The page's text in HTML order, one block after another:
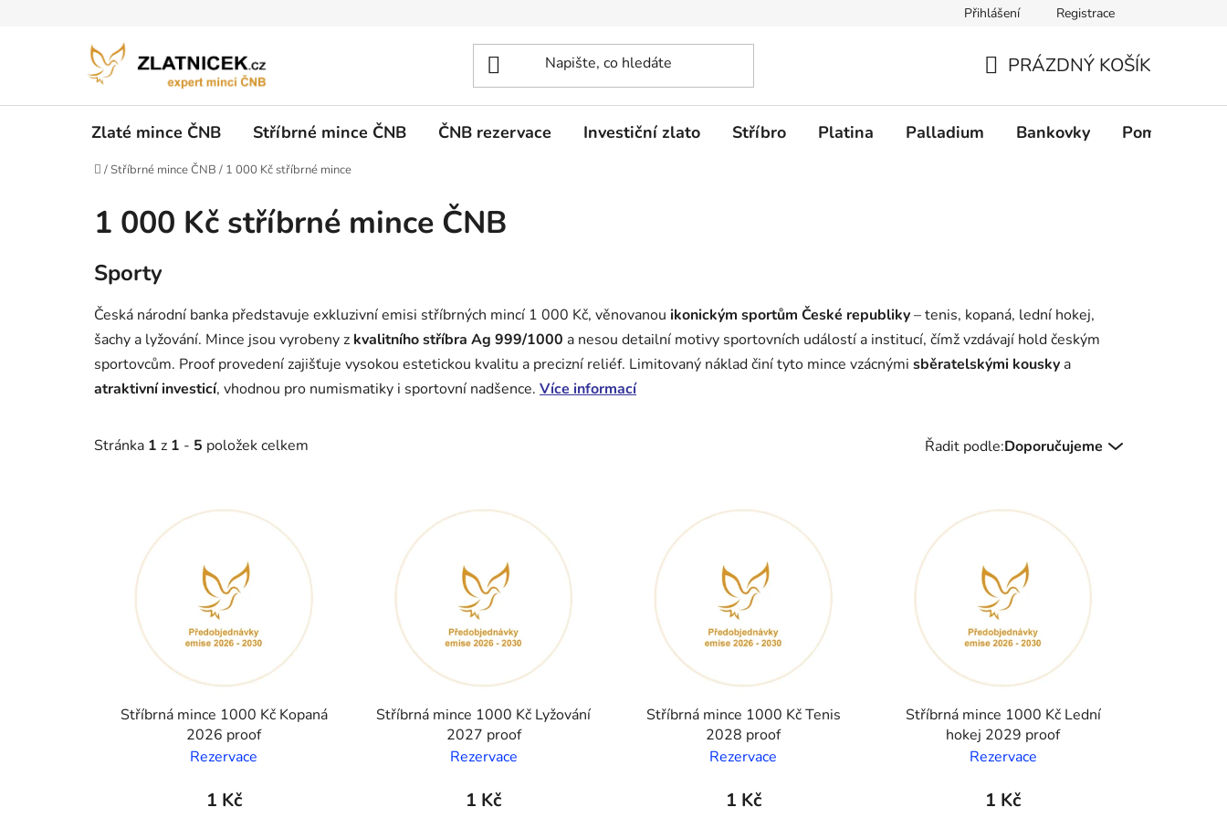
Přihlášení Registrace
PRÁZDNÝ KOŠÍK
Zlaté mince ČNB Stříbrné mince ČNB ČNB rezervace Investiční zlato Stříbro Platina Palladium Bankovky Pomůcky
Domů
/Stříbrné mince ČNB / 1 000 Kč stříbrné mince
1 000 Kč stříbrné mince ČNB
Sporty
Česká národní banka představuje exkluzivní emisi stříbrných mincí 1 000 Kč, věnovanou ikonickým sportům České republiky– tenis, kopaná, lední hokej,
šachy a lyžování. Mince jsou vyrobeny z kvalitního stříbra Ag 999/1000 a nesou detailní motivy sportovních událostí a institucí, čímž vzdávají hold českým
sportovcům. Proof provedení zajišťuje vysokou estetickou kvalitu a precizní reliéf. Limitovaný náklad činí tyto mince vzácnými sběratelskými kousky a
atraktivní investicí, vhodnou pro numismatiky i sportovní nadšence. Více informací
Stránka 1 z 1 - 5 položek celkem Řazení produktů
Řadit podle:Doporučujeme
Výpis produktů
Stříbrná mince 1000 Kč Kopaná
2026 proof
Rezervace
1 Kč
Stříbrná mince 1000 Kč Lyžování
2027 proof
Rezervace
1 Kč
Stříbrná mince 1000 Kč Tenis
2028 proof
Rezervace
1 Kč
Stříbrná mince 1000 Kč Lední
hokej 2029 proof
Rezervace
1 Kč